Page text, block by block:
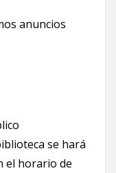
anuncios
se hará
el horario de